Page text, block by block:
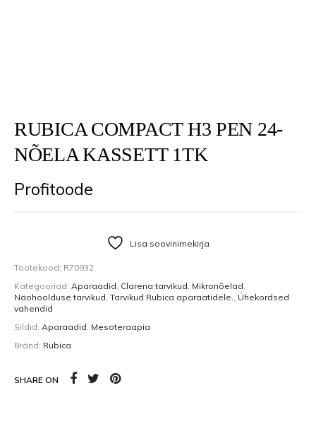
RUBICA COMPACT H3 PEN 24-
NÕELA KASSETT 1TK
Profitoode
Lisa soovinimekirja
Tootekood: R70932
Kategooriad: Aparaadid, Clarena tarvikud, Mikronõelad,
Näohoolduse tarvikud, Tarvikud Rubica aparaatidele., Ühekordsed
vahendid
Sildid: Aparaadid, Mesoteraapia
Bränd: Rubica
SHARE ON